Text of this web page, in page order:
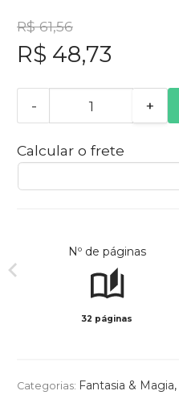
R$ 61,56
R$ 48,73
- +
Calcular o frete
Nº de páginas
32 páginas
Categorias: Fantasia & Magia,